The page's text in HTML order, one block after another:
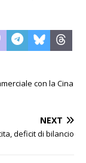
con la Cina
NEXT
deficit di bilancio